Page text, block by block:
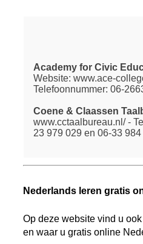
Academy for Civic
Website: www.ace-
Telefoonnummer: 06-
Coene & Claassen
www.cctaalbureau.nl/ -
23 979 029 en 06-33 984
Nederlands leren gratis
Op deze website vind u
en waar u gratis online